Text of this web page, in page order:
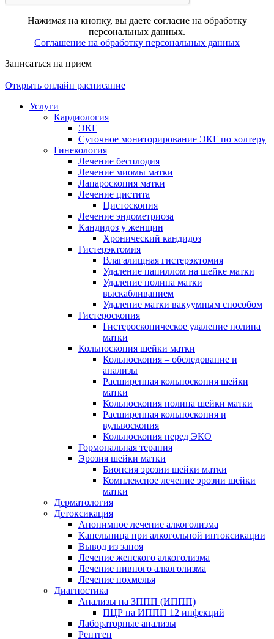
Нажимая на кнопку, вы даете согласие на обработку
персональных данных.
Соглашение на обработку персональных данных
Записаться на прием
Открыть онлайн расписание
Услуги
Кардиология
ЭКГ
Суточное мониторирование ЭКГ по холтеру
Гинекология
Лечение бесплодия
Лечение миомы матки
Лапароскопия матки
Лечение цистита
Цистоскопия
Лечение эндометриоза
Кандидоз у женщин
Хронический кандидоз
Гистерэктомия
Влагалищная гистерэктомия
Удаление папиллом на шейке матки
Удаление полипа матки
выскабливанием
Удаление матки вакуумным способом
Гистероскопия
Гистероскопическое удаление полипа
матки
Кольпоскопия шейки матки
Кольпоскопия – обследование и
анализы
Расширенная кольпоскопия шейки
матки
Кольпоскопия полипа шейки матки
Расширенная кольпоскопия и
вульвоскопия
Кольпоскопия перед ЭКО
Гормональная терапия
Эрозия шейки матки
Биопсия эрозии шейки матки
Комплексное лечение эрозии шейки
матки
Дерматология
Детоксикация
Анонимное лечение алкоголизма
Капельница при алкогольной интоксикации
Вывод из запоя
Лечение женского алкоголизма
Лечение пивного алкоголизма
Лечение похмелья
Диагностика
Анализы на ЗППП (ИППП)
ПЦР на ИППП 12 инфекций
Лабораторные анализы
Рентген